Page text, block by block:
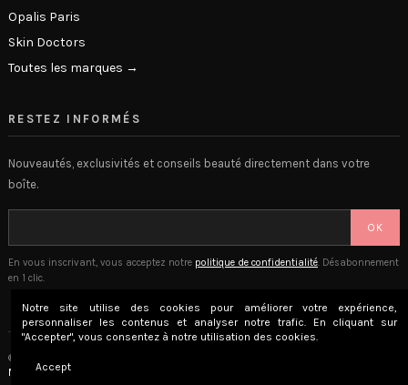
Opalis Paris
Skin Doctors
Toutes les marques →
RESTEZ INFORMÉS
Nouveautés, exclusivités et conseils beauté directement dans votre
boîte.
OK
En vous inscrivant, vous acceptez notre politique de confidentialité. Désabonnement
en 1 clic.
© 2026 The Beauty Lounge · Place Privée SAS · Versailles, France
Mentions légales
Notre site utilise des cookies pour améliorer votre expérience,
personnaliser les contenus et analyser notre trafic. En cliquant sur
"Accepter", vous consentez à notre utilisation des cookies.
Accept